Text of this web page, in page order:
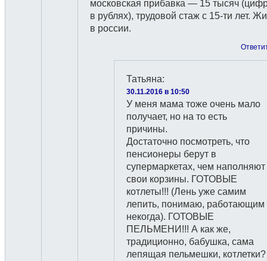
московская прибавка — 15 тысяч
в рублях), трудовой стаж с 15-ти лет.
в россии.
Татьяна:
30.11.2016 в 10:50
У меня мама тоже очень мало
получает, но на то есть
причины.
Достаточно посмотреть, что
пенсионеры берут в
супермаркетах, чем наполняют
свои корзины. ГОТОВЫЕ
котлеты!!! (Лень уже самим
лепить, понимаю, работающим
некогда). ГОТОВЫЕ
ПЕЛЬМЕНИ!!! А как же,
традиционно, бабушка, сама
лепящая пельмешки, котлетки?